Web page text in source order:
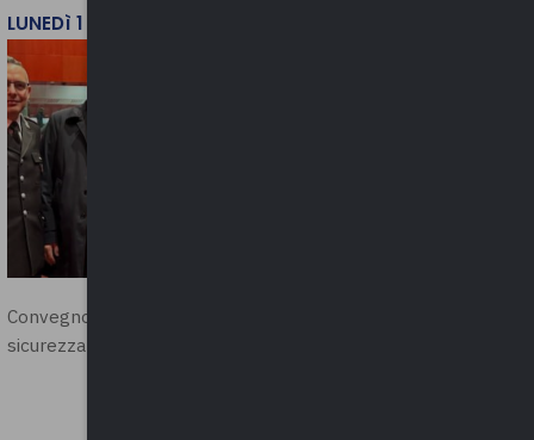
LUNEDì 1 DICEMBRE 2025
Convegno “La Polizia Locale per la
sicurezza della città”, Busto Arsizio